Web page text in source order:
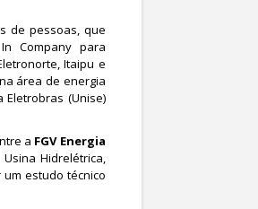
de pessoas, que
Company para
Itaipu e
área de energia
Eletrobras (Unise)
a FGV Energia
Usina Hidrelétrica,
estudo técnico